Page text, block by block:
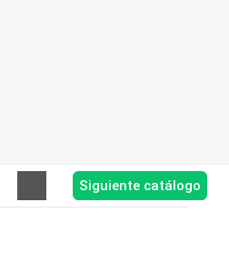
Siguiente catálogo